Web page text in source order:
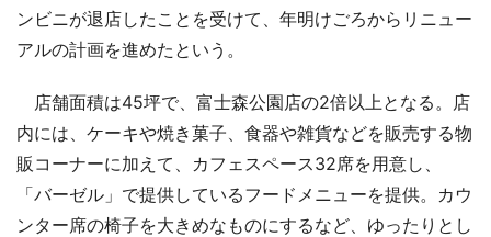
ンビニが退店したことを受けて、年明けごろからリニュー
アルの計画を進めたという。
店舗面積は45坪で、富士森公園店の2倍以上となる。店
内には、ケーキや焼き菓子、食器や雑貨などを販売する物
販コーナーに加えて、カフェスペース32席を用意し、
「バーゼル」で提供しているフードメニューを提供。カウ
ンター席の椅子を大きめなものにするなど、ゆったりとし